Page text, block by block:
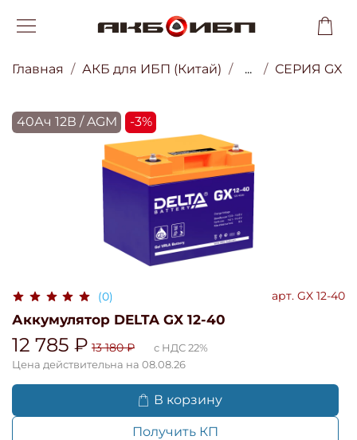
Главная АКБ для ИБП (Китай) ... СЕРИЯ GX
40Ач 12В / AGM -3%
(0) арт. GX 12-40
Аккумулятор DELTA GX 12-40
12 785 ₽ 13 180 ₽
с НДС 22%
Цена действительна на 08.08.26
В корзину
Получить КП